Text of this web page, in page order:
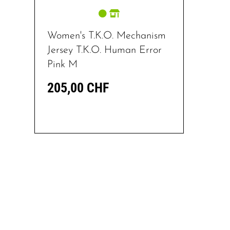
Women's T.K.O. Mechanism
Jersey T.K.O. Human Error
Pink M
205,00 CHF